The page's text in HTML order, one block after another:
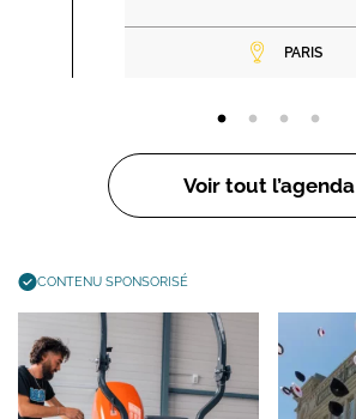
PARIS
Voir tout l’agenda
CONTENU SPONSORISÉ